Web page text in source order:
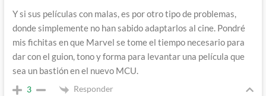
Y si sus películas con malas, es por otro tipo de problemas,
donde simplemente no han sabido adaptarlos al cine. Pondré
mis fichitas en que Marvel se tome el tiempo necesario para
dar con el guion, tono y forma para levantar una película que
sea un bastión en el nuevo MCU.
3 Responder